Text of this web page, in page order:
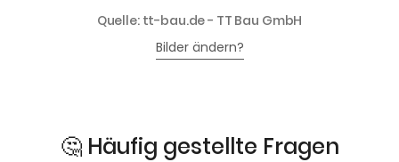
Quelle: tt-bau.de - TT Bau GmbH
Bilder ändern?
🤔 Häufig gestellte Fragen